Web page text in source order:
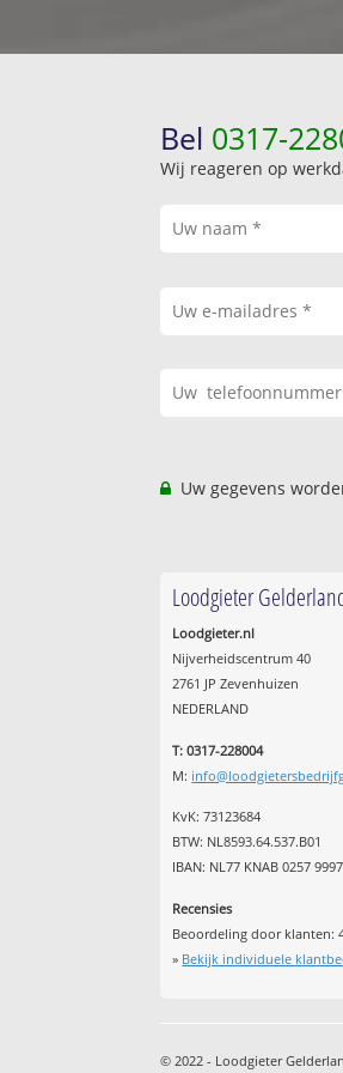
Bel 0317-
Wij reageren op
Uw gegevens
Loodgieter
Loodgieter.nl
Nijverheidscentrum 40
2761 JP Zevenhuizen
NEDERLAND
T: 0317-228004
M:
KvK: 73123684
BTW: NL8593.64.537.B01
IBAN: NL77 KNAB 0257
Recensies
Beoordeling door klanten:
» Bekijk individuele
© 2022 - Loodgieter